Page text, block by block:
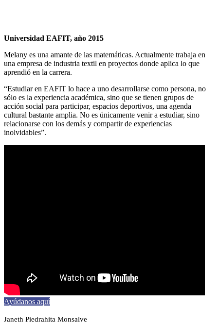
Universidad EAFIT, año 2015
Melany es una amante de las matemáticas. Actualmente trabaja en
una empresa de industria textil en proyectos donde aplica lo que
aprendió en la carrera.
“Estudiar en EAFIT lo hace a uno desarrollarse como persona, no
sólo es la experiencia académica, sino que se tienen grupos de
acción social para participar, espacios deportivos, una agenda
cultural bastante amplia. No es únicamente venir a estudiar, sino
relacionarse con los demás y compartir de experiencias
inolvidables”.
Ayúdanos aquí
Janeth Piedrahita Monsalve